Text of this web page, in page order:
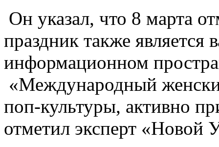
Он указал, что 8 марта
праздник также
информационном
«Международный
поп-культуры, активно
отметил эксперт «Новой